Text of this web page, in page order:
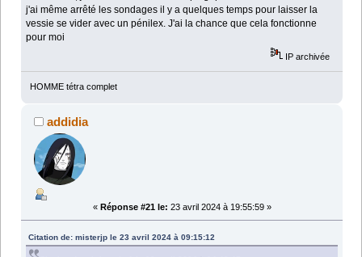
j'ai même arrêté les sondages il y a quelques temps pour laisser la
vessie se vider avec un pénilex. J'ai la chance que cela fonctionne
pour moi
IP archivée
HOMME tétra complet
addidia
« Réponse #21 le: 23 avril 2024 à 19:55:59 »
Citation de: misterjp le 23 avril 2024 à 09:15:12